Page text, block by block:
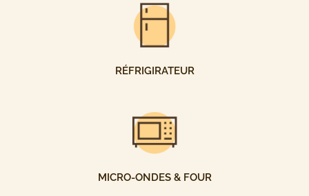
RÉFRIGIRATEUR
MICRO-ONDES & FOUR